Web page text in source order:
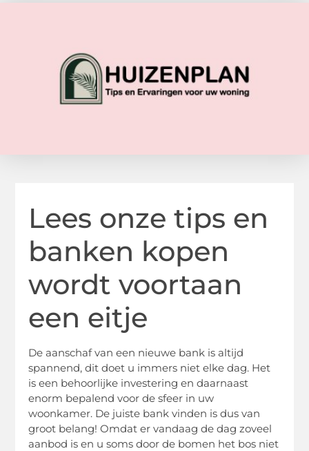
Lees onze tips en
banken kopen
wordt voortaan
een eitje
De aanschaf van een nieuwe bank is altijd
spannend, dit doet u immers niet elke dag. Het
is een behoorlijke investering en daarnaast
enorm bepalend voor de sfeer in uw
woonkamer. De juiste bank vinden is dus van
groot belang! Omdat er vandaag de dag zoveel
aanbod is en u soms door de bomen het bos niet